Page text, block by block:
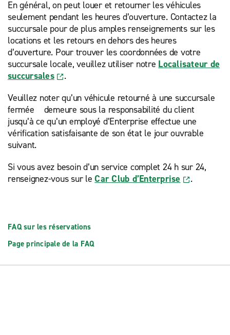
En général, on peut louer et retourner les véhicules
seulement pendant les heures d’ouverture. Contactez la
succursale pour de plus amples renseignements sur les
locations et les retours en dehors des heures
d’ouverture. Pour trouver les coordonnées de votre
succursale locale, veuillez utiliser notre Localisateur de
succursales
.
Veuillez noter qu’un véhicule retourné à une succursale
fermée demeure sous la responsabilité du client
jusqu’à ce qu’un employé d’Enterprise effectue une
vérification satisfaisante de son état le jour ouvrable
suivant.
Si vous avez besoin d’un service complet 24 h sur 24,
renseignez-vous sur leCar Club d’Enterprise .
FAQ sur les réservations
Page principale de la FAQ